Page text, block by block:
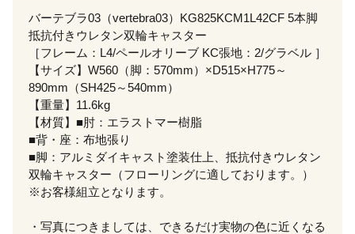
バーテブラ03（vertebra03）KG825KCM1L42CF 5本脚
抵抗付きウレタン双輪キャスター
［フレーム：L4/ペールオリーブ KC張地：2/グラベル ］
【サイズ】W560（脚：570mm）×D515×H775～
890mm（SH425～540mm）
【重量】11.6kg
【材質】■肘：エラストマー樹脂
■背・座：布地張り
■脚：アルミダイキャスト塗装仕上、抵抗付きウレタン
双輪キャスター（フローリングに適しております。）
※お客様組立となります。
・写真につきましては、できるだけ実物の色に近くなる